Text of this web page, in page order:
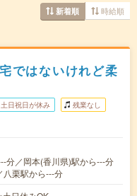
新着順 時給順
ではないけれど柔
土日祝日が休み 残業なし
分／岡本(香川県)駅から---分
八栗駅から---分